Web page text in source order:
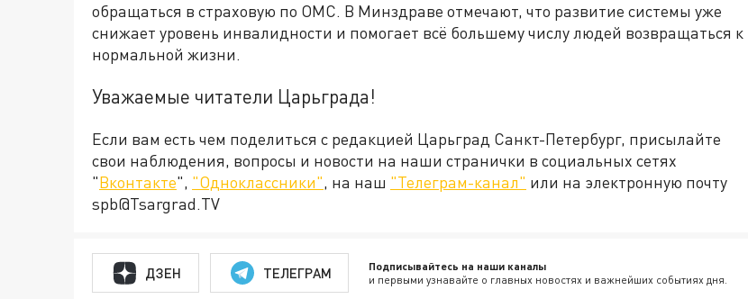
обращаться в страховую по ОМС. В Минздраве отмечают, что развитие системы уже
снижает уровень инвалидности и помогает всё большему числу людей возвращаться к
нормальной жизни.
Уважаемые читатели Царьграда!
Если вам есть чем поделиться с редакцией Царьград Санкт-Петербург, присылайте
свои наблюдения, вопросы и новости на наши странички в социальных сетях
"Вконтакте", "Одноклассники", на наш "Телеграм-канал" или на электронную почту
spb@Tsargrad.TV
ДЗЕН ТЕЛЕГРАМ Подписывайтесь на наши каналы
и первыми узнавайте о главных новостях и важнейших событиях дня.